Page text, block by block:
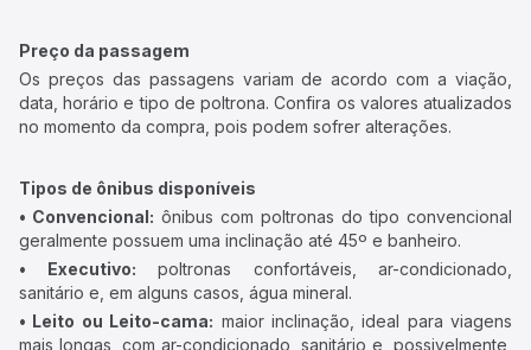
Preço da passagem
Os preços das passagens variam de acordo com a viação,
data, horário e tipo de poltrona. Confira os valores atualizados
no momento da compra, pois podem sofrer alterações.
Tipos de ônibus disponíveis
• Convencional: ônibus com poltronas do tipo convencional
geralmente possuem uma inclinação até 45º e banheiro.
• Executivo: poltronas confortáveis, ar-condicionado,
sanitário e, em alguns casos, água mineral.
• Leito ou Leito-cama: maior inclinação, ideal para viagens
mais longas, com ar-condicionado, sanitário e, possivelmente,